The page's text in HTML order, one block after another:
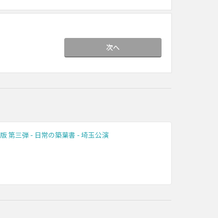
次へ
第三弾 - 日常の築葉書 - 埼玉公演